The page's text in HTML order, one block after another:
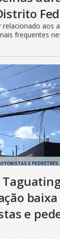
aos
frequentes
e